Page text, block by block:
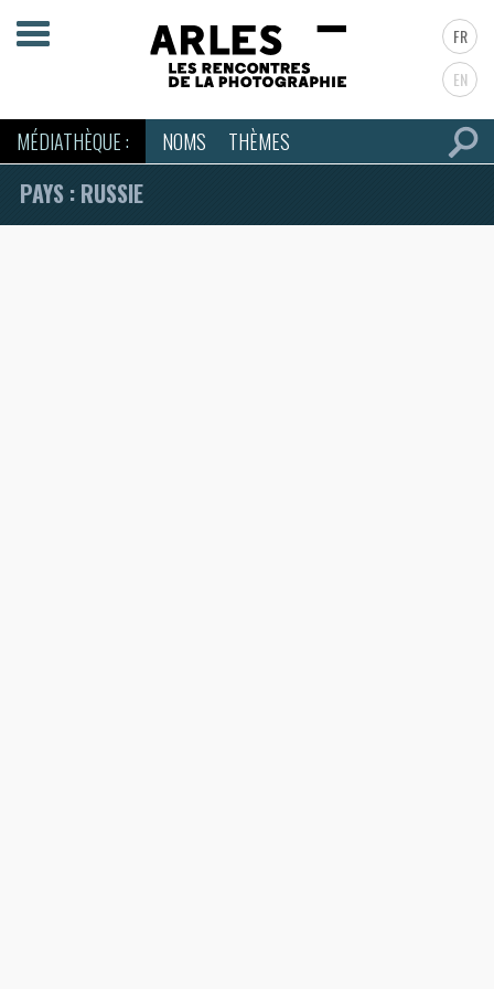
FR
EN
MÉDIATHÈQUE : NOMS THÈMES
PAYS : RUSSIE